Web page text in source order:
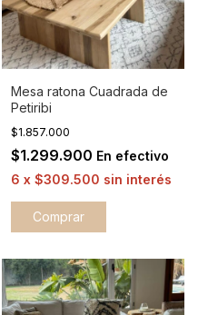
Mesa ratona Cuadrada de
Petiribi
$1.857.000
$1.299.900 En efectivo
6 x $309.500 sin interés